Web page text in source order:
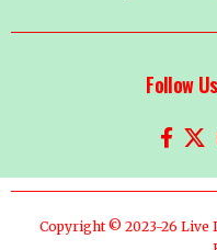
Follow
Copyright © 2023-26 Live